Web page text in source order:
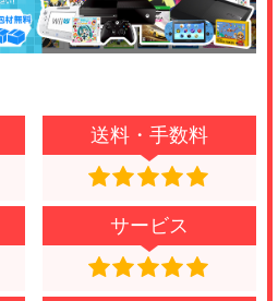
送料・手数料
サービス